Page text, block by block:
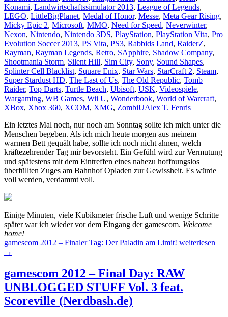
Konami, Landwirtschaftssimulator 2013, League of Legends,
LEGO, LittleBigPlanet, Medal of Honor, Messe, Meta Gear Rising,
Micky Epic 2, Microsoft, MMO, Need for Speed, Neverwinter,
Nexon, Nintendo, Nintendo 3DS, PlayStation, PlayStation Vita, Pro
Evolution Soccer 2013, PS Vita, PS3, Rabbids Land, RaiderZ,
Rayman, Rayman Legends, Retro, SApphire, Shadow Company,
Shootmania Storm, Silent Hill, Sim City, Sony, Sound Shapes,
Splinter Cell Blacklist, Square Enix, Star Wars, StarCraft 2, Steam,
Super Stardust HD, The Last of Us, The Old Republic, Tomb
Raider, Top Darts, Turtle Beach, Ubisoft, USK, Videospiele,
Wargaming, WB Games, Wii U, Wonderbook, World of Warcraft,
XBox, Xbox 360, XCOM, XMG, ZombiUAlex T. Fenris
Ein letztes Mal noch, nur noch am Sonntag sollte ich mich unter die
Menschen begeben. Als ich mich heute morgen aus meinem
warmen Bett gequält habe, sollte ich noch nicht ahnen, welch
kräftezehrender Tag mir bevorsteht. Ein Gefühl wird zur Vermutung
und spätestens mit dem Eintreffen eines nahezu hoffnungslos
überfüllten Zuges am Bahnhof Opladen zur Gewissheit. Es würde
voll werden, verdammt voll.
Einige Minuten, viele Kubikmeter frische Luft und wenige Schritte
später war ich wieder vor dem Eingang der gamescom. Welcome
home!
gamescom 2012 – Finaler Tag: Der Paladin am Limit! weiterlesen
→
gamescom 2012 – Final Day: RAW
UNBLOGGED STUFF Vol. 3 feat.
Scoreville (Nerdbash.de)